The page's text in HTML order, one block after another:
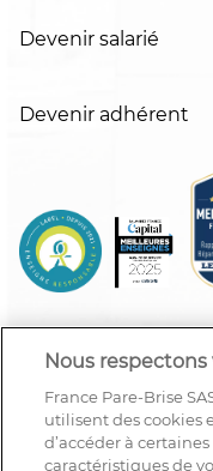
Devenir salarié
Devenir adhérent
Nous
France Pare-Brise
utilisent des cookies
d’accéder à
caractéristiques de